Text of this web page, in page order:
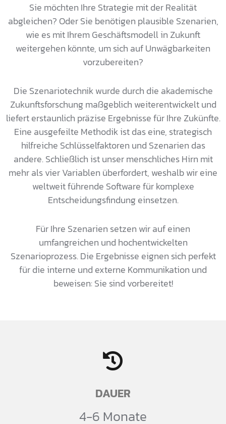
Sie möchten Ihre Strategie mit der Realität
abgleichen? Oder Sie benötigen plausible Szenarien,
wie es mit Ihrem Geschäftsmodell in Zukunft
weitergehen könnte, um sich auf Unwägbarkeiten
vorzubereiten?
Die Szenariotechnik wurde durch die akademische
Zukunftsforschung maßgeblich weiterentwickelt und
liefert erstaunlich präzise Ergebnisse für Ihre Zukünfte.
Eine ausgefeilte Methodik ist das eine, strategisch
hilfreiche Schlüsselfaktoren und Szenarien das
andere. Schließlich ist unser menschliches Hirn mit
mehr als vier Variablen überfordert, weshalb wir eine
weltweit führende Software für komplexe
Entscheidungsfindung einsetzen.
Für Ihre Szenarien setzen wir auf einen
umfangreichen und hochentwickelten
Szenarioprozess. Die Ergebnisse eignen sich perfekt
für die interne und externe Kommunikation und
beweisen: Sie sind vorbereitet!
DAUER
4-6 Monate